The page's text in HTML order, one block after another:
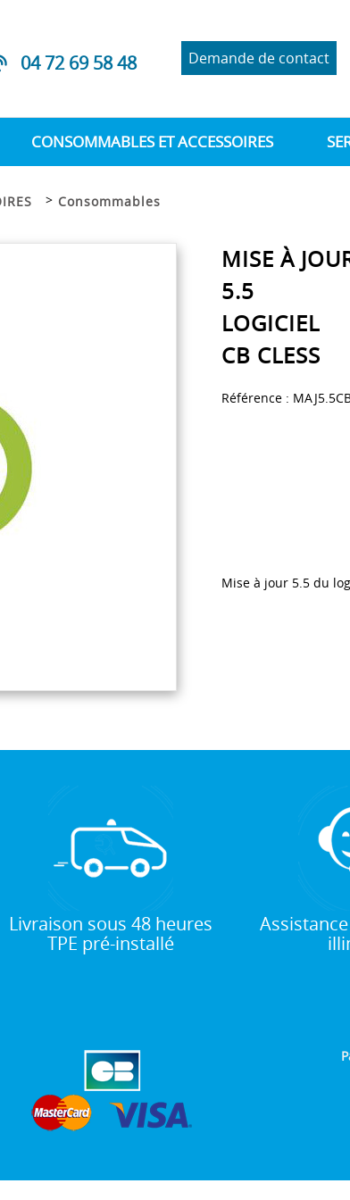
04 72 69 58 48 Demande de contact
CONSOMMABLES ET ACCESSOIRES
> Consommables
MISE À
5.5
LOGICIEL
CB CLESS
Référence :
Mise à jour 5.5 du
Livraison sous 48 heures
TPE pré-installé